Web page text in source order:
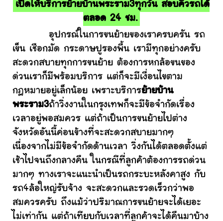
เปิดให้บริการย้ายบ้านพระราม3ทุกวัน สอบคิวรถได้
ตลอด 24 ชม.
อุปกรณ์ในการขนย้ายของเราครบครัน รถ
เข็น เชือกมัด กระดาษปูรองพื้น เรามีทุกอย่างครับ
สะดวกสบายทุกการขนย้าย ต้องการหกล้อขนของ
ด่วนเราก็มีพร้อมบริการ แต่ก็จะมีเงื่อนไขตาม
กฎหมายอยู่เล็กน้อย เพราะบริการย้ายบ้าน
พระราม3ถ้าวิ่งงานในกรุงเทพก็จะมีข้อจำกัดเรื่อง
เวลาอยู่พอสมควร แต่ถ้าเป็นการขนย้ายไปต่าง
จังหวัดอันนี้ค่อนข้างที่จะสะดวกสบายมากๆ
เนื่องจากไม่มีข้อจำกัดด้านเวลา วิ่งกันได้ตลอดตั้งแต่
เช้าไปจนถึงกลางคืน ในกรณีที่ลูกค้าต้องการรถด่วน
มากๆ ทางเราจะแนะนำเป็นรถกระบะหลังคาสูง กับ
รถ4ล้อใหญ่รับจ้าง จะสะดวกและรวดเร็วกว่าพอ
สมควรครับ ถึงแม้ว่าปริมาณการขนย้ายจะได้เยอะ
ไม่เท่ากัน แต่ถ้าเทียบกับเวลาที่ลูกค้าจะได้คืนมาบ้าง